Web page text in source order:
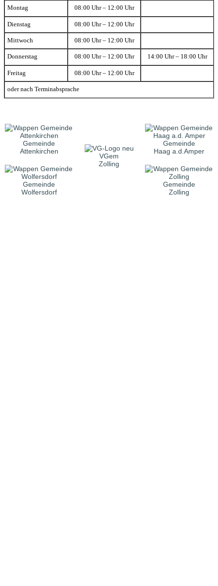
Montag 08:00 Uhr – 12:00 Uhr
Dienstag 08:00 Uhr – 12:00 Uhr
Mittwoch 08:00 Uhr – 12:00 Uhr
Donnerstag 08:00 Uhr – 12:00 Uhr 14:00 Uhr – 18:00 Uhr
Freitag 08:00 Uhr – 12:00 Uhr
oder nach Terminabsprache
Gemeinde
Attenkirchen
VGem
Zolling
Gemeinde
Haag a.d.Amper
Gemeinde
Wolfersdorf
Gemeinde
Zolling